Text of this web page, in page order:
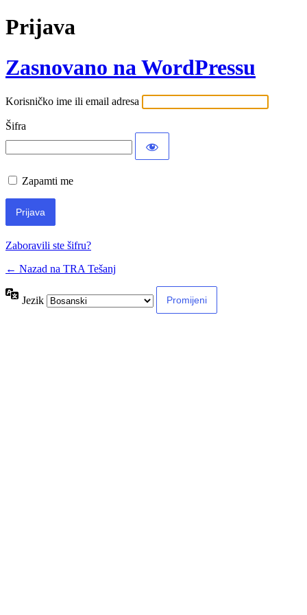
Prijava
Zasnovano na WordPressu
Korisničko ime ili email adresa
Šifra
Zapamti me
Zaboravili ste šifru?
← Nazad na TRA Tešanj
Jezik